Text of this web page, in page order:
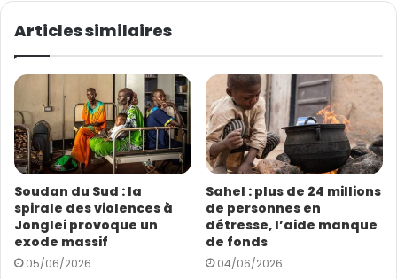
o
r
e
d
r
e
s
s
e
E
m
a
Articles similaires
Soudan du Sud : la
spirale des violences à
Jonglei provoque un
exode massif
05/06/2026
Sahel : plus de 24 millions
de personnes en
détresse, l’aide manque
de fonds
04/06/2026